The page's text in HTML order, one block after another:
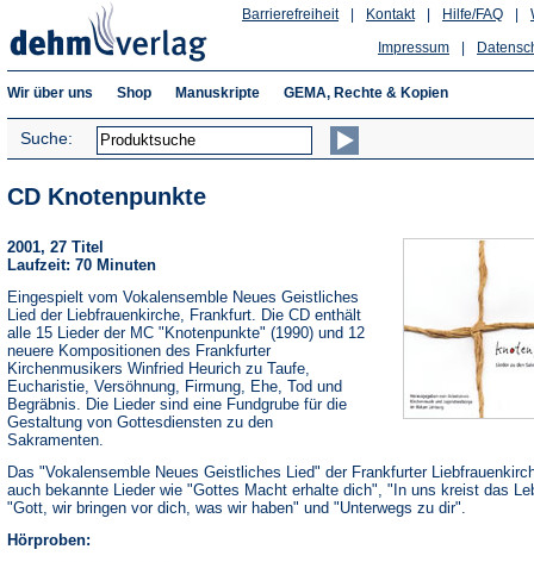
Hilfe/FAQ
Kontakt
Barrierefreiheit
Impressum
Wir über uns Shop Manuskripte GEMA, Rechte & Kopien
Suche:
CD Knotenpunkte
2001, 27 Titel
Laufzeit: 70 Minuten
Eingespielt vom Vokalensemble Neues Geistliches
Lied der Liebfrauenkirche, Frankfurt. Die CD enthält
alle 15 Lieder der MC "Knotenpunkte" (1990) und 12
neuere Kompositionen des Frankfurter
Kirchenmusikers Winfried Heurich zu Taufe,
Eucharistie, Versöhnung, Firmung, Ehe, Tod und
Begräbnis. Die Lieder sind eine Fundgrube für die
Gestaltung von Gottesdiensten zu den
Sakramenten.
Das "Vokalensemble Neues Geistliches Lied" der Frankfurter
auch bekannte Lieder wie "Gottes Macht erhalte dich", "In uns kreist das
"Gott, wir bringen vor dich, was wir haben" und "Unterwegs zu dir".
Hörproben: